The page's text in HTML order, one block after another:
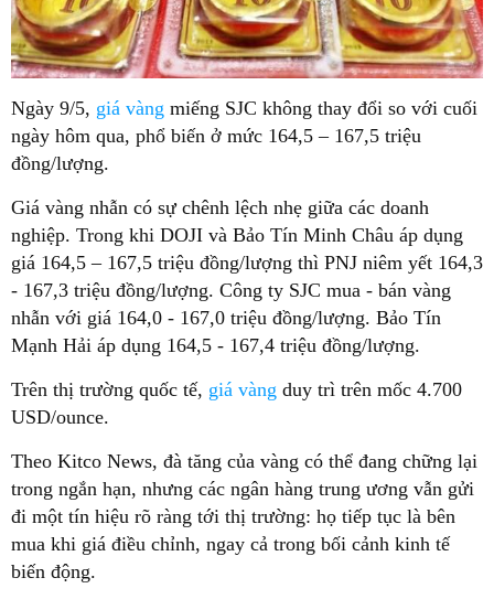
Ngày 9/5, giá vàng miếng SJC không thay đổi so với cuối
ngày hôm qua, phổ biến ở mức 164,5 – 167,5 triệu
đồng/lượng.
Giá vàng nhẫn có sự chênh lệch nhẹ giữa các doanh
nghiệp. Trong khi DOJI và Bảo Tín Minh Châu áp dụng
giá 164,5 – 167,5 triệu đồng/lượng thì PNJ niêm yết 164,3
- 167,3 triệu đồng/lượng. Công ty SJC mua - bán vàng
nhẫn với giá 164,0 - 167,0 triệu đồng/lượng. Bảo Tín
Mạnh Hải áp dụng 164,5 - 167,4 triệu đồng/lượng.
Trên thị trường quốc tế, giá vàng duy trì trên mốc 4.700
USD/ounce.
Theo Kitco News, đà tăng của vàng có thể đang chững lại
trong ngắn hạn, nhưng các ngân hàng trung ương vẫn gửi
đi một tín hiệu rõ ràng tới thị trường: họ tiếp tục là bên
mua khi giá điều chỉnh, ngay cả trong bối cảnh kinh tế
biến động.